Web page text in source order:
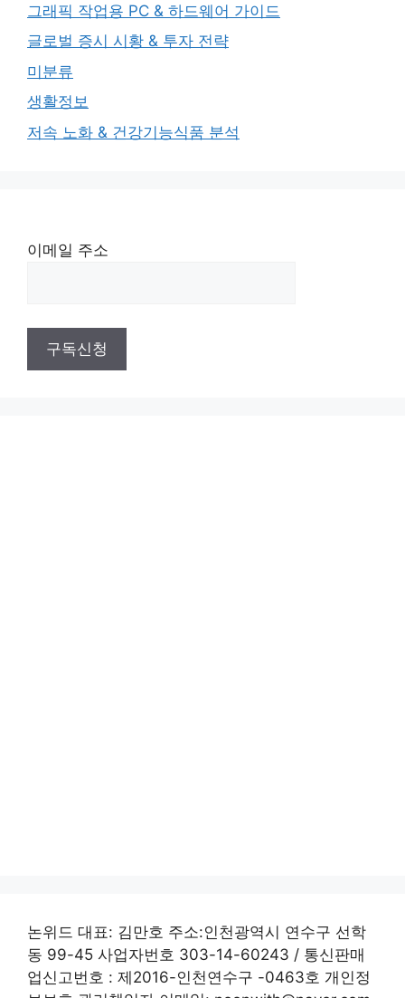
그래픽 작업용 PC & 하드웨어 가이드
글로벌 증시 시황 & 투자 전략
미분류
생활정보
저속 노화 & 건강기능식품 분석
이메일 주소
논위드 대표: 김만호 주소:인천광역시 연수구 선학
동 99-45 사업자번호 303-14-60243 / 통신판매
업신고번호 : 제2016-인천연수구 -0463호 개인정